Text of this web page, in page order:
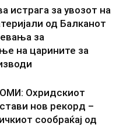
истрага за увозот на
од Балканот
за
на царините за
Охридскиот
нов рекорд –
сообраќај од